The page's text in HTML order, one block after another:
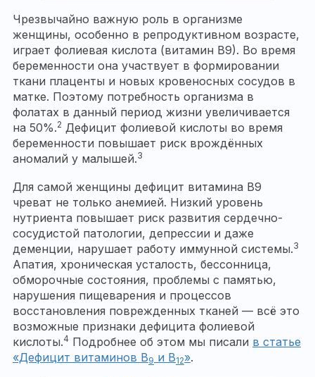
Чрезвычайно важную роль в организме
женщины, особенно в репродуктивном возрасте,
играет фолиевая кислота (витамин В9). Во время
беременности она участвует в формировании
ткани плаценты и новых кровеносных сосудов в
матке. Поэтому потребность организма в
фолатах в данный период жизни увеличивается
на 50%.2 Дефицит фолиевой кислоты во время
беременности повышает риск врождённых
аномалий у малышей.3
Для самой женщины дефицит витамина В9
чреват не только анемией. Низкий уровень
нутриента повышает риск развития сердечно-
сосудистой патологии, депрессии и даже
деменции, нарушает работу иммунной системы.3
Апатия, хроническая усталость, бессонница,
обморочные состояния, проблемы с памятью,
нарушения пищеварения и процессов
восстановления поврежденных тканей — всё это
возможные признаки дефицита фолиевой
кислоты.4 Подробнее об этом мы писали в статье
«Дефицит витаминов B9 и B12».